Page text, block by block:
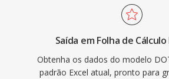
Saída em Folha de
Obtenha os dados do modelo
padrão Excel atual, pronto para